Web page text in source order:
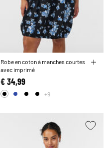
Robe en coton à manches courtes
avec imprimé
€ 34,99
+9